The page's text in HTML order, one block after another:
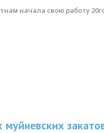
начала свою работу